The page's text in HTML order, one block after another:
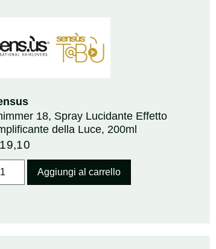
18, Spray Lucidante Effetto
della Luce, 200ml
19,10
Aggiungi al carrello